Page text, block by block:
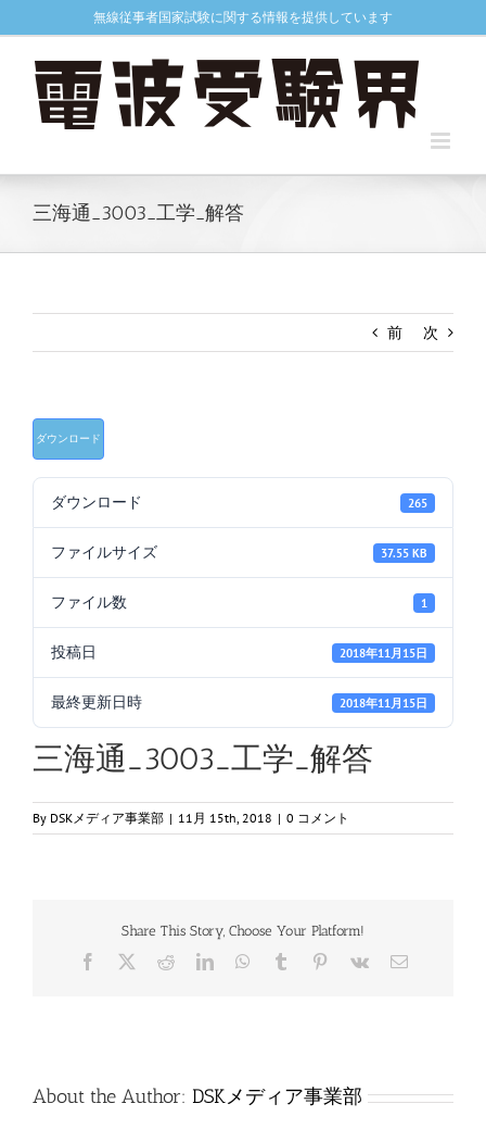
to
無線従事者国家試験に関する情報を提供しています
三海通_3003_工学_解答
前 次
ダウンロード
ダウンロード 265
ファイルサイズ 37.55 KB
ファイル数 1
投稿日 2018年11月15日
最終更新日時 2018年11月15日
三海通_3003_工学_解答
By DSKメディア事業部 | 11月 15th, 2018 | 0 コメント
Share This Story, Choose Your Platform!
Facebook RedditLinkedInWhatsApp
Tumblr Pinterest
Vk
電
About the Author: DSKメディア事業部